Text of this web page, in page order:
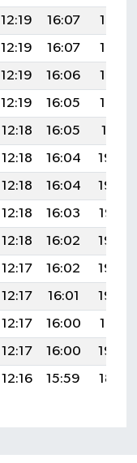
12:19 16:07
19:16
12:19 16:07
19:14
12:19 16:06
19:13
12:19 16:05
19:12
12:18 16:05
19:11
12:18 16:04
19:09
12:18 16:04
19:08
12:18 16:03
19:07
12:18 16:02
19:05
12:17 16:02
19:04
12:17 16:01
19:02
12:17 16:00
19:01
12:17 16:00
19:00
12:16 15:59 18:58